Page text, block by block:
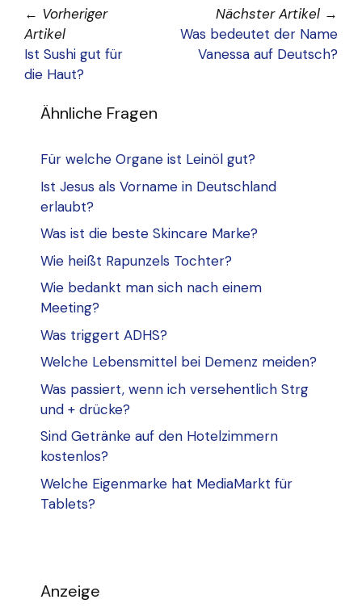
← Vorheriger
Artikel
Ist Sushi gut für
die Haut?
Nächster Artikel →
Was bedeutet der Name
Vanessa auf Deutsch?
Ähnliche Fragen
Für welche Organe ist Leinöl gut?
Ist Jesus als Vorname in Deutschland
erlaubt?
Was ist die beste Skincare Marke?
Wie heißt Rapunzels Tochter?
Wie bedankt man sich nach einem
Meeting?
Was triggert ADHS?
Welche Lebensmittel bei Demenz meiden?
Was passiert, wenn ich versehentlich Strg
und + drücke?
Sind Getränke auf den Hotelzimmern
kostenlos?
Welche Eigenmarke hat MediaMarkt für
Tablets?
Anzeige